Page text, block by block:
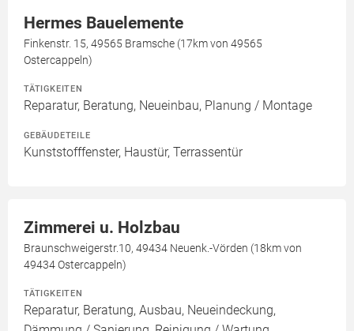
Hermes Bauelemente
Finkenstr. 15, 49565 Bramsche (17km von 49565
Ostercappeln)
TÄTIGKEITEN
Reparatur, Beratung, Neueinbau, Planung / Montage
GEBÄUDETEILE
Kunststofffenster, Haustür, Terrassentür
Zimmerei u. Holzbau
Braunschweigerstr.10, 49434 Neuenk.-Vörden (18km von
49434 Ostercappeln)
TÄTIGKEITEN
Reparatur, Beratung, Ausbau, Neueindeckung,